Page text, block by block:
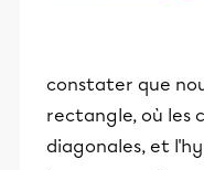
constater que
rectangle, où les
diagonales, et